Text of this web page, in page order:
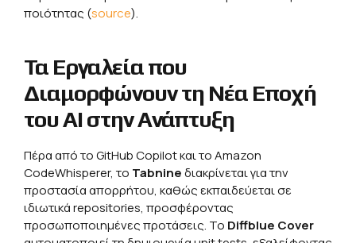
ποιότητας (source).
Τα Εργαλεία που
Διαμορφώνουν τη Νέα Εποχή
του ΑΙ στην Ανάπτυξη
Πέρα από το GitHub Copilot και το Amazon
CodeWhisperer, το Tabnineδιακρίνεται για την
προστασία απορρήτου, καθώς εκπαιδεύεται σε
ιδιωτικά repositories, προσφέροντας
προσωποποιημένες προτάσεις. Το Diffblue Cover